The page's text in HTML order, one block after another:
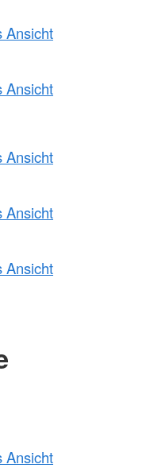
Ansicht
Ansicht
Ansicht
Ansicht
Ansicht
Ansicht